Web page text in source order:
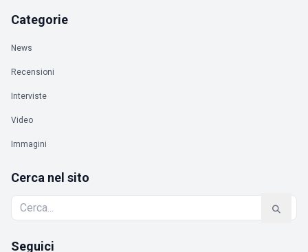
Categorie
News
Recensioni
Interviste
Video
Immagini
Cerca nel sito
Seguici